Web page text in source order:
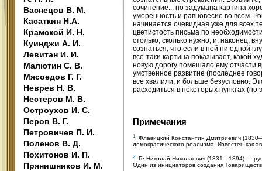
Васнецов В. М.
Касаткин Н.А.
Крамской И. Н.
Куинджи А. И.
Левитан И. И.
Малютин С. В.
Мясоедов Г. Г.
Неврев Н. В.
Нестеров М. В.
Остроухов И. С.
Перов В. Г.
Петровичев П. И.
Поленов В. Д.
Похитонов И. П.
Прянишников И. М.
сочинение... но задумана картина
умеренность и равновесие во всем.
начинается очевидная уже для всех
цветистость письма по
столько, сколько нужно, и, наконец,
сознаться, что если в ней ни одной
все-таки картина показывает, какой
новую дорогу помешало ему отчасти
умственное развитие (последнее
все хвалили, и больше безусловно.
расходиться в некоторых пунктах (но
Примечания
1. Флавицкий Константин Дмитриевич
демократического реализма. Известен как
2
. Ге Николай Николаевич (1831—1894) —
Один из инициаторов создания